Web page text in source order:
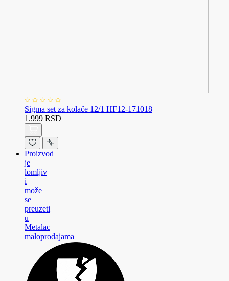
Sigma set za kolače 12/1 HF12-171018
1.999 RSD
Proizvod
je
lomljiv
i
može
se
preuzeti
u
Metalac
maloprodajama